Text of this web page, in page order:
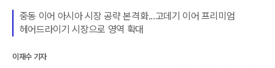
중동 이어 아시아 시장 공략 본격화...고데기 이어 프리미엄
헤어드라이기 시장으로 영역 확대
이재수 기자